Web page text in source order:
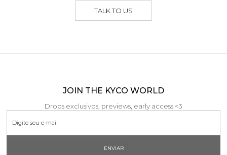
TALK TO US
JOIN THE KYCO WORLD
Drops exclusivos, previews, early access <3
ENVIAR